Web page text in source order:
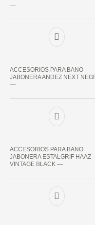
—
ACCESORIOS PARA BANO
JABONERA ANDEZ NEXT
—
ACCESORIOS PARA BANO
JABONERA ESTALGRIF HAAZ
VINTAGE BLACK —